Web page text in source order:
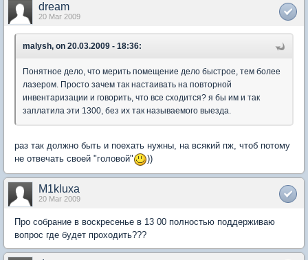
dream
20 Mar 2009
malysh, on 20.03.2009 - 18:36:
Понятное дело, что мерить помещение дело быстрое, тем более
лазером. Просто зачем так настаивать на повторной
инвентаризации и говорить, что все сходится? я бы им и так
заплатила эти 1300, без их так называемого выезда.
раз так должно быть и поехать нужны, на всякий пж, чтоб потому
не отвечать своей "головой"
))
M1kluxa
20 Mar 2009
Про собрание в воскресенье в 13 00 полностью поддерживаю
вопрос где будет проходить???